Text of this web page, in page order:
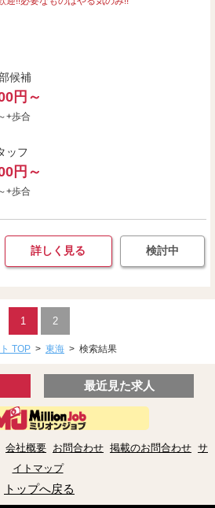
候補
円～
+歩合
ッフ
円～
+歩合
詳しく見る 検討中
1 2
TOP > 東海 > 検索結果
最近見た求人
会社概要 お問合わせ 掲載のお問合わせ サ
イトマップ
トップへ戻る